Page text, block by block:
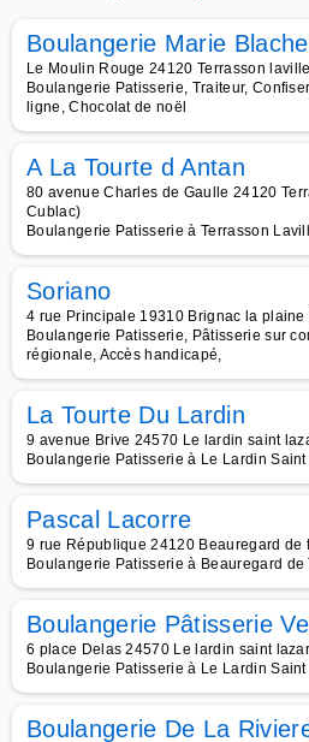
Boulangerie Marie
Le Moulin Rouge 24120 Terrasson
Boulangerie Patisserie, Traiteur,
ligne, Chocolat de noël
A La Tourte d Antan
80 avenue Charles de Gaulle 24120
Cublac)
Boulangerie Patisserie à Terrasson
Soriano
4 rue Principale 19310 Brignac la plaine
Boulangerie Patisserie, Pâtisserie sur
régionale, Accès handicapé,
La Tourte Du Lardin
9 avenue Brive 24570 Le lardin saint
Boulangerie Patisserie à Le Lardin Saint
Pascal Lacorre
9 rue République 24120 Beauregard de
Boulangerie Patisserie à Beauregard de
Boulangerie Pâtisserie
6 place Delas 24570 Le lardin saint
Boulangerie Patisserie à Le Lardin Saint
Boulangerie De La